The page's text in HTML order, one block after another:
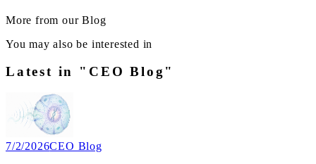
More from our Blog
You may also be interested in
Latest in "CEO Blog"
7/2/2026CEO Blog